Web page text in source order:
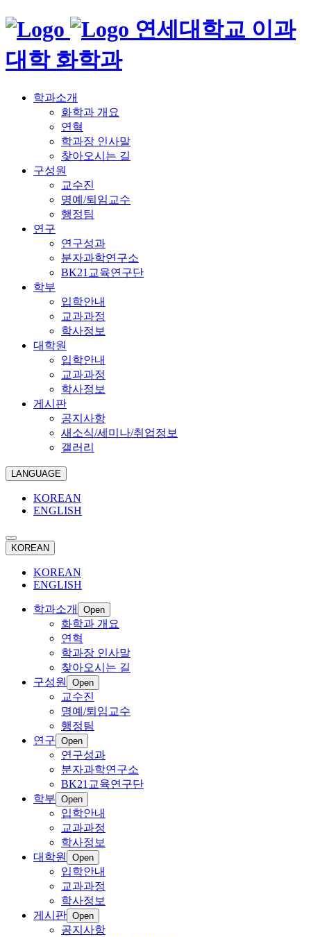
연세대학교 이과
대학 화학과
학과소개
화학과 개요
연혁
학과장 인사말
찾아오시는 길
구성원
교수진
명예/퇴임교수
행정팀
연구
연구성과
분자과학연구소
BK21교육연구단
학부
입학안내
교과과정
학사정보
대학원
입학안내
교과과정
학사정보
게시판
공지사항
새소식/세미나/취업정보
갤러리
LANGUAGE
KOREAN
ENGLISH
KOREAN
KOREAN
ENGLISH
학과소개 Open
화학과 개요
연혁
학과장 인사말
찾아오시는 길
구성원
Open
교수진
명예/퇴임교수
행정팀
연구 Open
연구성과
분자과학연구소
BK21교육연구단
학부 Open
입학안내
교과과정
학사정보
대학원
Open
입학안내
교과과정
학사정보
게시판 Open
공지사항